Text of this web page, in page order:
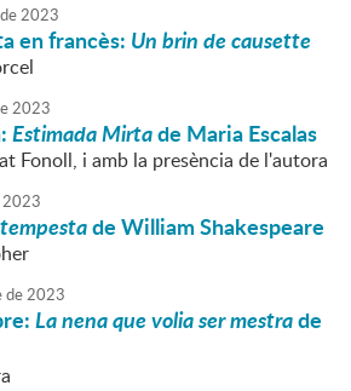
de2023
en francès: Un brin de causette
2023
Estimada Mirtade Maria Escalas
Fonoll, i amb la presència de l'autora
2023
de William Shakespeare
de2023
La nena que volia ser mestrade